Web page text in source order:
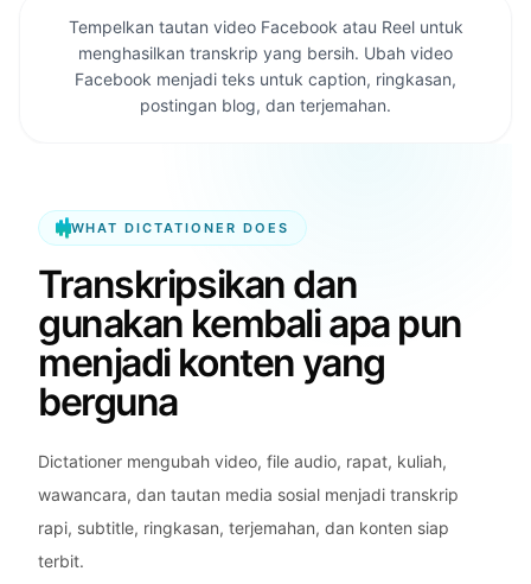
Tempelkan tautan video Facebook atau Reel untuk
menghasilkan transkrip yang bersih. Ubah video
Facebook menjadi teks untuk caption, ringkasan,
postingan blog, dan terjemahan.
WHAT DICTATIONER DOES
Transkripsikan dan
gunakan kembali apa pun
menjadi konten yang
berguna
Dictationer mengubah video, file audio, rapat, kuliah,
wawancara, dan tautan media sosial menjadi transkrip
rapi, subtitle, ringkasan, terjemahan, dan konten siap
terbit.